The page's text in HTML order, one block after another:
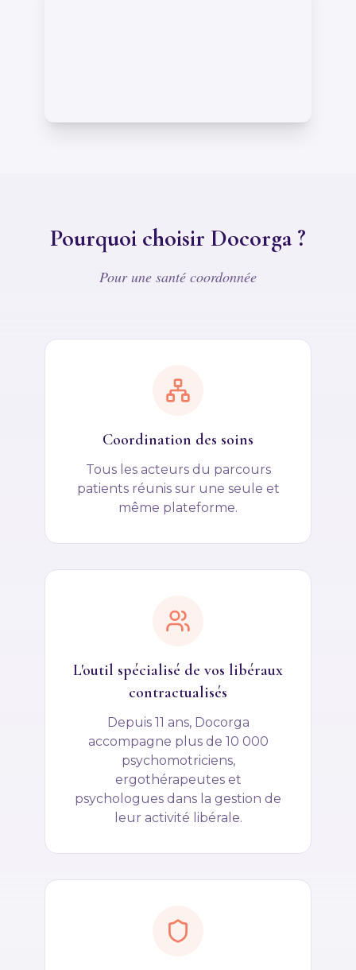
Pourquoi choisir Docorga ?
Pour une santé coordonnée
Coordination des soins
Tous les acteurs du parcours
patients réunis sur une seule et
même plateforme.
L'outil spécialisé de vos libéraux
contractualisés
Depuis 11 ans, Docorga
accompagne plus de 10 000
psychomotriciens,
ergothérapeutes et
psychologues dans la gestion de
leur activité libérale.